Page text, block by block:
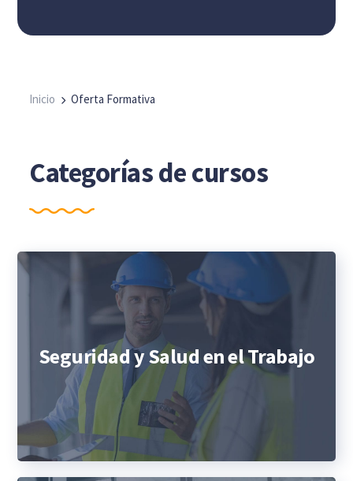
Inicio Oferta Formativa
Categorías de cursos
Seguridad y Salud en el Trabajo